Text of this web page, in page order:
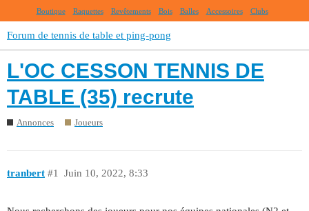
Boutique Raquettes Revêtements Bois Balles Accessoires Clubs
Forum de tennis de table et ping-pong
L'OC CESSON TENNIS DE
TABLE (35) recrute
Annonces Joueurs
tranbert Juin 10, 2022, 8:33
#1